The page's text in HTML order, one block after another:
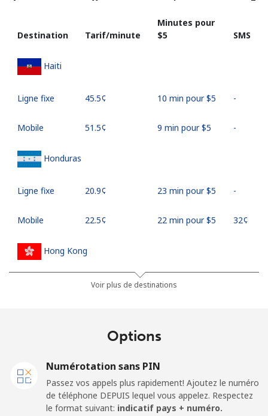
Destination Tarif/minute
Minutes pour
⁦$5⁩
SMS
Haiti
Ligne fixe ⁦45.5¢⁩ 10 min pour ⁦$5⁩ -
Mobile ⁦51.5¢⁩ 9 min pour ⁦$5⁩ -
Honduras
Ligne fixe ⁦20.9¢⁩ 23 min pour ⁦$5⁩ -
Mobile ⁦22.5¢⁩ 22 min pour ⁦$5⁩ ⁦32¢⁩
Hong Kong
⁦3.9¢⁩
128 min pour
Ligne fixe ⁦1.7¢⁩
294 min pour
⁦$5⁩
-
Voir plus de destinations
Options
Numérotation sans PIN
Passez vos appels plus rapidement! Ajoutez le numéro
de téléphone DEPUIS lequel vous appelez. Respectez
le format suivant: indicatif pays + numéro.